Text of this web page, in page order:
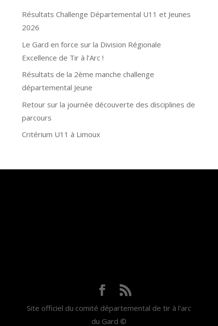
Résultats Challenge Départemental U11 et Jeunes
2026
Le Gard en force sur la Division Régionale
Excellence de Tir à l’Arc !
Résultats de la 2ème manche challenge
départemental Jeune
Retour sur la journée découverte des disciplines de
parcours
Critérium U11 à Limoux
Site officiel du comité départemental de tir à l'arc
du Gard ©